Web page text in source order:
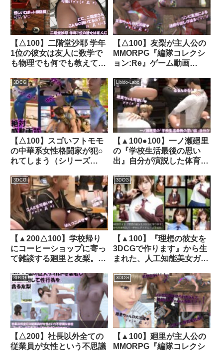
所の毒牙に掛かり、撮影後
にレ○プされてしまう。
（下着姿にひんむかれて犯
○れる:06-横バック）｜
d_291386│ Libido-Labo
【△100】二階堂沙耶 学年
1位の彼女は友人に数学で
も物理でも何でも教えてあ
白＆水色大人っぽいT-バッ
クパンティ）｜d_779798
【△100】友梨が主人公の
MMORPG『編隊コレクシ
ョン:Re』ゲーム動画
るレ○プ被害に遭ってしま
う:横バック）｜d_725266
3DCG
【△100】スゴいフトモモ
の中華系女性格闘家が犯○
れてしまう（シリーズ
Libido-Labo
Libido-Labo
【▲100●100】一ノ瀬廻里
の『学校生活最後の思い
出』自分が演説した体育館
ッチをしちゃう（＃04:駅
弁ファック）｜d_464922│
Libido-Labo
3DCG
【▲200△100】学校帰り
にコーヒーショップに寄っ
て雑談する廻里と友梨。
被害について）｜
d_298732│ Libido-Labo
3DCG
【▲100】『理想の彼女を
3DCGで作ります』から生
まれた、人工知能美女ガチ
d_275157│ Libido-Labo
3DCG
【△200】社長以外全ての
従業員が女性という不思議
3DCG
【▲100】廻里が主人公の
MMORPG『編隊コレクシ